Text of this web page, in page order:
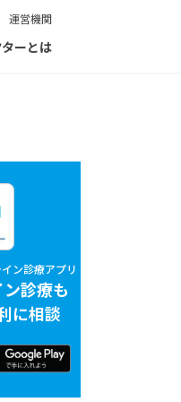
運営機関
ーとは
ン診療アプリ
診療も
に相談